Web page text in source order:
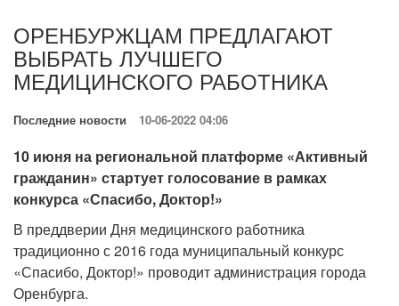
ОРЕНБУРЖЦАМ ПРЕДЛАГАЮТ
ВЫБРАТЬ ЛУЧШЕГО
МЕДИЦИНСКОГО РАБОТНИКА
Последние новости 10-06-2022 04:06
10 июня на региональной платформе «Активный
гражданин» стартует голосование в рамках
конкурса «Спасибо, Доктор!»
В преддверии Дня медицинского работника
традиционно с 2016 года муниципальный конкурс
«Спасибо, Доктор!» проводит администрация города
Оренбурга.